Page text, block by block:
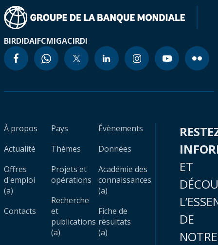
BIRDIDAIFCMIGACIRDI
À propos
Actualité
Offres
d'emploi
(a)
Contacts
Pays
Thèmes
Projets et
opérations
Recherche
et
publications
(a)
Évènements
Données
Académie des
connaissances
(a)
Fiche de
résultats
(a)
ET
DE
NOTRE